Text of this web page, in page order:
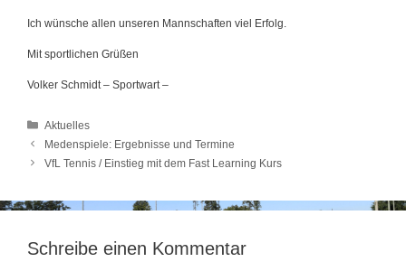
Ich wünsche allen unseren Mannschaften viel Erfolg.
Mit sportlichen Grüßen
Volker Schmidt – Sportwart –
Kategorien
Aktuelles
Medenspiele: Ergebnisse und Termine
VfL Tennis / Einstieg mit dem Fast Learning Kurs
Schreibe einen Kommentar